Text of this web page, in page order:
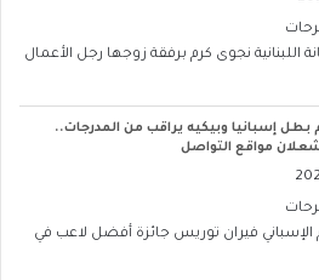
اللبنانية نجوى كرم برفقة زوجها رجل الأعمال
بطل إسبانيا وبيكيه يراقب من المدرجات..
مواقع التواصل
الإسباني فيران توريس جائزة أفضل لاعب في